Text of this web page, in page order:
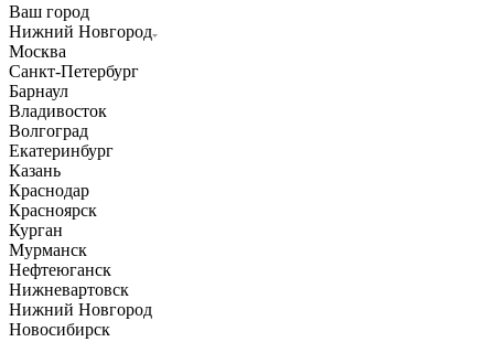
Ваш город
Нижний Новгород
Москва
Санкт-Петербург
Барнаул
Владивосток
Волгоград
Екатеринбург
Казань
Краснодар
Красноярск
Курган
Мурманск
Нефтеюганск
Нижневартовск
Нижний Новгород
Новосибирск